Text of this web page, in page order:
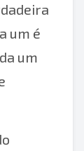
um é
um